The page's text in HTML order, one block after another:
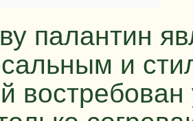
палантин
и